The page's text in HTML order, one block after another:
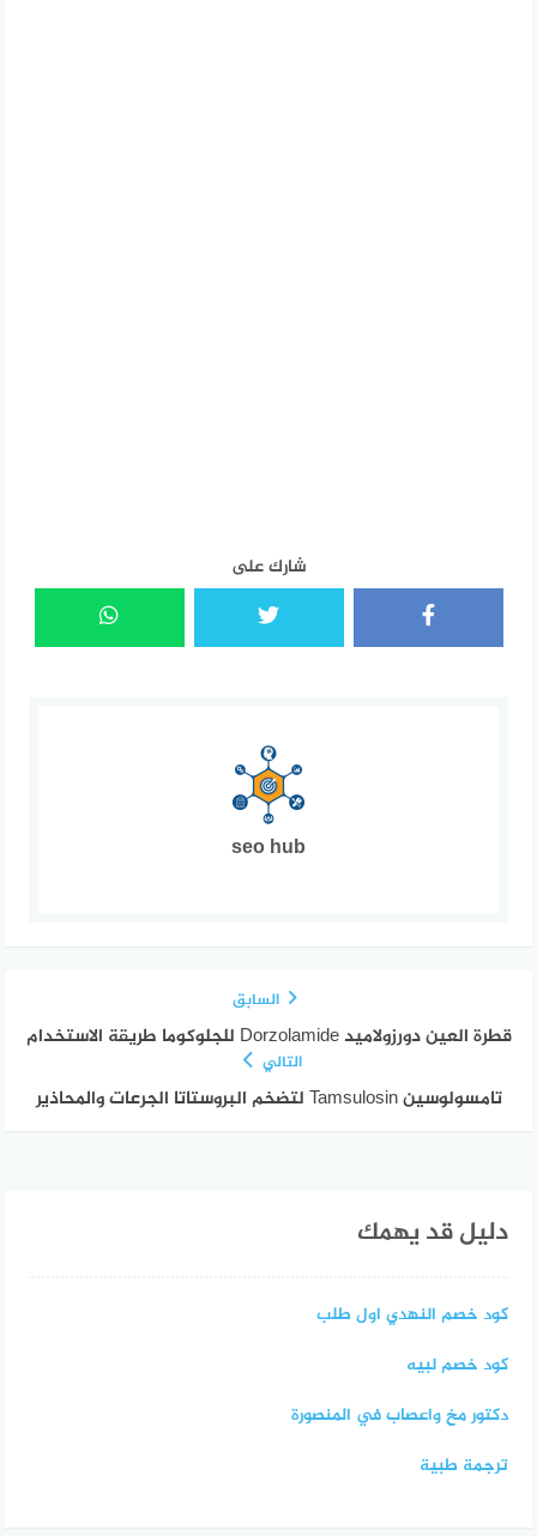
شارك على
seo hub
السابق
قطرة العين دورزولاميد Dorzolamide للجلوكوما طريقة الاستخدام
التالي
تامسولوسين Tamsulosin لتضخم البروستاتا الجرعات والمحاذير
دليل قد يهمك
كود خصم النهدي اول طلب
كود خصم لبيه
دكتور مخ واعصاب في المنصورة
ترجمة طبية